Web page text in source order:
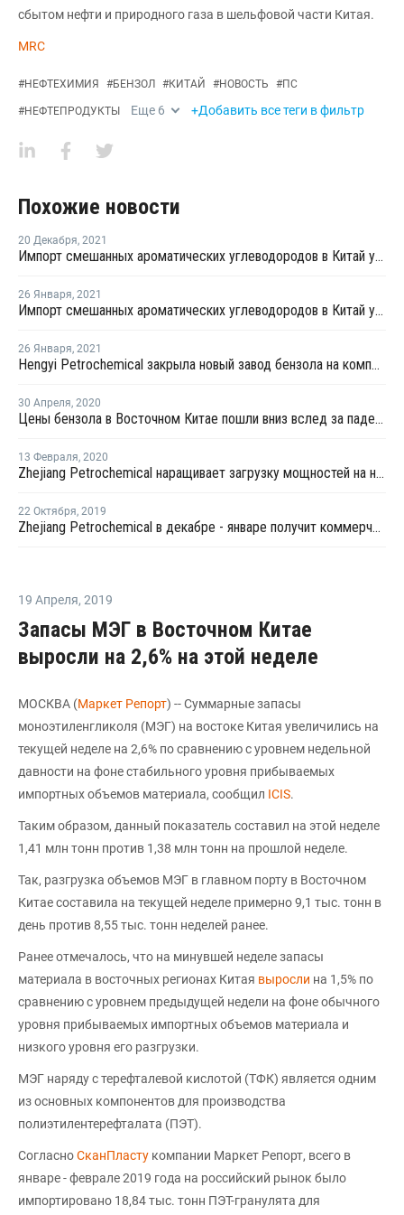
сбытом нефти и природного газа в шельфовой части Китая.
MRC
#НЕФТЕХИМИЯ #БЕНЗОЛ #КИТАЙ #НОВОСТЬ #ПС
#НЕФТЕПРОДУКТЫ Еще 6 +Добавить все теги в фильтр
Похожие новости
20 Декабря, 2021
Импорт смешанных ароматических углеводородов в Китай упал в октябре почти на 89%
26 Января, 2021
Импорт смешанных ароматических углеводородов в Китай упал в ноябре почти наполовину
26 Января, 2021
Hengyi Petrochemical закрыла новый завод бензола на комплексе в Брунее на внеплановый ремонт
30 Апреля, 2020
Цены бензола в Восточном Китае пошли вниз вслед за падением котировок нефти
13 Февраля, 2020
Zhejiang Petrochemical наращивает загрузку мощностей на новом заводе стирола в Китае
22 Октября, 2019
Zhejiang Petrochemical в декабре - январе получит коммерческую продукцию на новом заводе бензола в Китае
19 Апреля, 2019
Запасы МЭГ в Восточном Китае
выросли на 2,6% на этой неделе
МОСКВА (Маркет Репорт) -- Суммарные запасы
моноэтиленгликоля (МЭГ) на востоке Китая увеличились на
текущей неделе на 2,6% по сравнению с уровнем недельной
давности на фоне стабильного уровня прибываемых
импортных объемов материала, сообщил ICIS.
Таким образом, данный показатель составил на этой неделе
1,41 млн тонн против 1,38 млн тонн на прошлой неделе.
Так, разгрузка объемов МЭГ в главном порту в Восточном
Китае составила на текущей неделе примерно 9,1 тыс. тонн в
день против 8,55 тыс. тонн неделей ранее.
Ранее отмечалось, что на минувшей неделе запасы
материала в восточных регионах Китая выросли на 1,5% по
сравнению с уровнем предыдущей недели на фоне обычного
уровня прибываемых импортных объемов материала и
низкого уровня его разгрузки.
МЭГ наряду с терефталевой кислотой (ТФК) является одним
из основных компонентов для производства
полиэтилентерефталата (ПЭТ).
СогласноСканПласту компании Маркет Репорт, всего в
январе - феврале 2019 года на российский рынок было
импортировано 18,84 тыс. тонн ПЭТ-гранулята для